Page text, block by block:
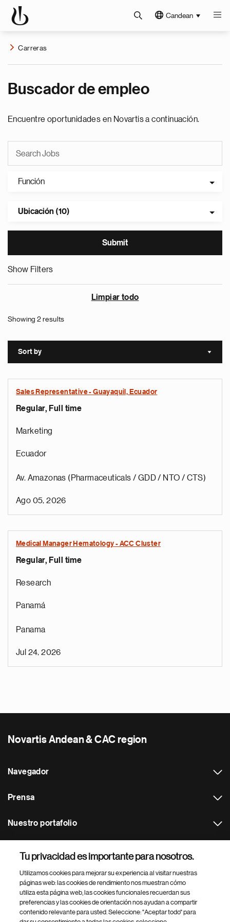
Candean
Carreras
Buscador de empleo
Encuentre oportunidades en Novartis a continuación.
Función
Ubicación (10)
Show Filters
Limpiar todo
Showing 2 results
Sort by Sort
Sales Representative - Guayaquil, Ecuador
Regular, Full time
Marketing
Ecuador
Av. Amazonas (Pharmaceuticals / GDD / NTO / CTS)
Ago 05, 2026
Medical Manager Hematology - ACC Cluster
Regular, Full time
Research
Panamá
Panama
Jul 24, 2026
Novartis Andean & CAC region
Navegador
Prensa
Nuestro portafolio
Footer Site Search
Tu privacidad es importante para nosotros.
Utilizamos cookies para mejorar su experiencia al visitar nuestras
páginas web: las cookies de rendimiento nos muestran cómo
utiliza esta página web, las cookies funcionales recuerdan sus
preferencias y las cookies de orientación nos ayudan a compartir
contenido relevante para usted. Seleccione: "Aceptar todo" para